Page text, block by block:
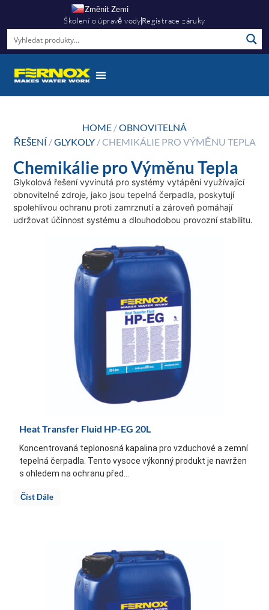
Změnit Zemi
Školení o úpravě vodyRegistrace záruky
HOME /OBNOVITELNÁ
ŘEŠENÍ /GLYKOLY/ CHEMIKÁLIE PRO VÝMĚNU TEPLA
Chemikálie pro Výměnu Tepla
Glykolová řešení vyvinutá pro systémy vytápění využívající
obnovitelné zdroje, jako jsou tepelná čerpadla, poskytují
spolehlivou ochranu proti zamrznutí a zároveň pomáhají
udržovat účinnost systému a dlouhodobou provozní stabilitu.
Heat Transfer Fluid HP-EG 20L
Koncentrovaná teplonosná kapalina pro vzduchové a zemní
tepelná čerpadla. Tento vysoce výkonný produkt je navržen
s ohledem na ochranu před...
Číst Dále